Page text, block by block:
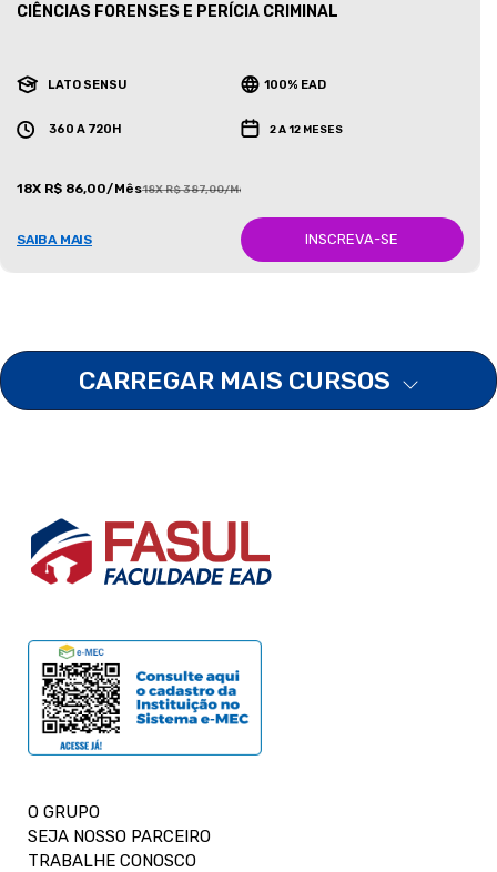
CIÊNCIAS FORENSES E PERÍCIA CRIMINAL
LATO SENSU 100% EAD
360 A 720H 2 A 12 MESES
18X R$ 86,00/Mês18X R$ 387,00/Mês
SAIBA MAIS INSCREVA-SE
CARREGAR MAIS CURSOS
O GRUPO
SEJA NOSSO PARCEIRO
TRABALHE CONOSCO